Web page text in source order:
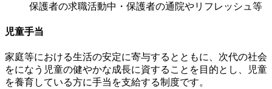
保護者の求職活動中・保護者の通院やリフレッシュ等
児童手当
家庭等における生活の安定に寄与するとともに、次代の社会
をになう児童の健やかな成長に資することを目的とし、児童
を養育している方に手当を支給する制度です。